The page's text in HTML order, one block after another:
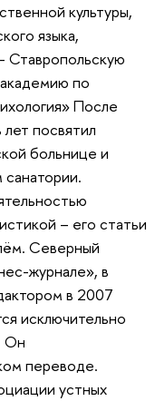
культуры,
языка,
Ставропольскую
по
После
посвятил
больнице и
– его статьи
Северный
журнале», в
в 2007
исключительно
Он
переводе.
устных